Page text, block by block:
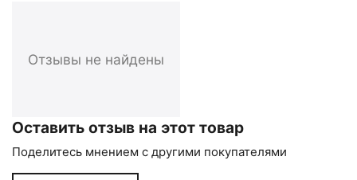
Отзывы не найдены
Оставить отзыв на этот товар
Поделитесь мнением с другими покупателями